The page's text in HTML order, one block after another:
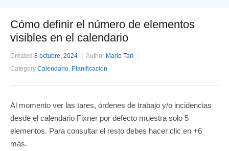
Cómo definir el número de elementos
visibles en el calendario
Created 8 octubre, 2024 Author Mario Tarí
Category Calendario, Planificación
Al momento ver las tares, órdenes de trabajo y/o incidencias
desde el calendario Fixner por defecto muestra solo 5
elementos. Para consultar el resto debes hacer clic en +6
más.